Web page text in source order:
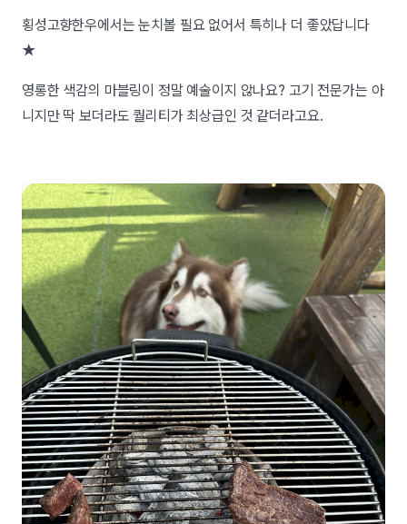
횡성고향한우에서는 눈치볼 필요 없어서 특히나 더 좋았답니다
★
영롱한 색감의 마블링이 정말 예술이지 않나요? 고기 전문가는 아
니지만 딱 보더라도 퀄리티가 최상급인 것 같더라고요.